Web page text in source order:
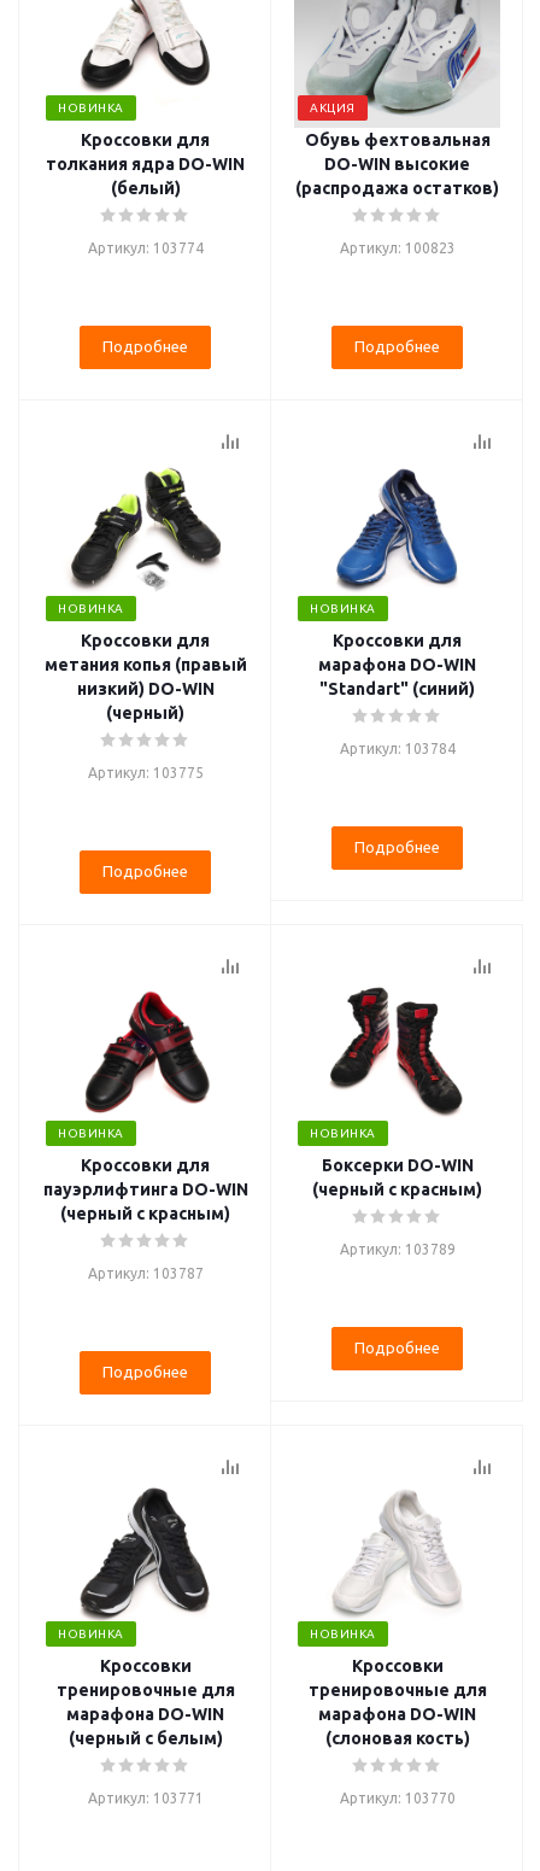
НОВИНКА
Кроссовки для
толкания ядра DO-WIN
(белый)
Артикул: 103774
Подробнее
АКЦИЯ
Обувь фехтовальная
DO-WIN высокие
(распродажа остатков)
Артикул: 100823
Подробнее
НОВИНКА
Кроссовки для
метания копья (правый
низкий) DO-WIN
(черный)
Артикул: 103775
Подробнее
НОВИНКА
Кроссовки для
марафона DO-WIN
"Standart" (синий)
Артикул: 103784
Подробнее
НОВИНКА
Кроссовки для
пауэрлифтинга DO-WIN
(черный с красным)
Артикул: 103787
Подробнее
НОВИНКА
Боксерки DO-WIN
(черный с красным)
Артикул: 103789
Подробнее
НОВИНКА
Кроссовки
тренировочные для
марафона DO-WIN
(черный с белым)
Артикул: 103771
НОВИНКА
Кроссовки
тренировочные для
марафона DO-WIN
(слоновая кость)
Артикул: 103770